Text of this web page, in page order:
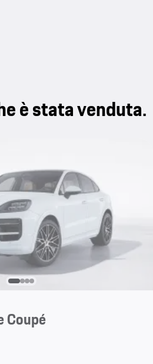
è stata venduta.
Coupé